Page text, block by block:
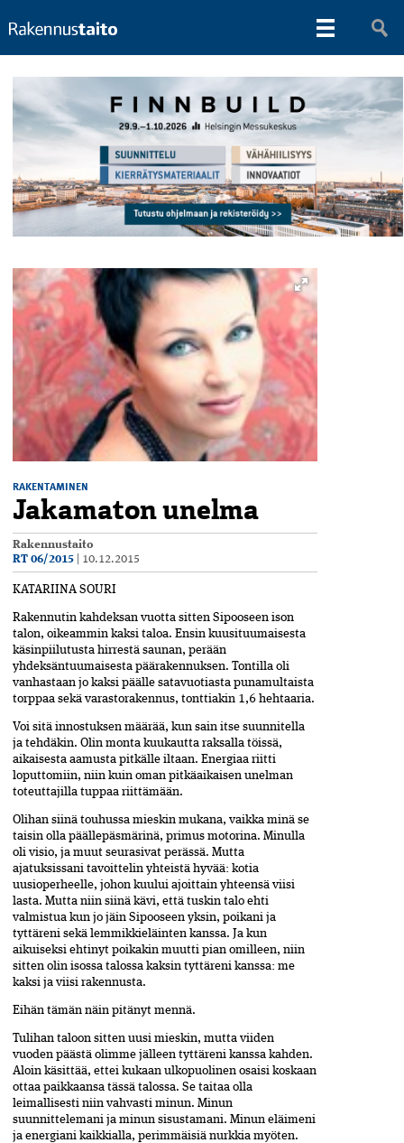
RAKENTAMINEN
Jakamaton unelma
Rakennustaito
RT 06/2015
10.12.2015
KATARIINA SOURI
Rakennutin kahdeksan vuotta sitten Sipooseen ison
talon, oikeammin kaksi taloa. Ensin kuusituumaisesta
käsinpiilutusta hirrestä saunan, perään
yhdeksäntuumaisesta päärakennuksen. Tontilla oli
vanhastaan jo kaksi päälle satavuotiasta punamultaista
torppaa sekä varastorakennus, tonttiakin 1,6 hehtaaria.
Voi sitä innostuksen määrää, kun sain itse suunnitella
ja tehdäkin. Olin monta kuukautta raksalla töissä,
aikaisesta aamusta pitkälle iltaan. Energiaa riitti
loputtomiin, niin kuin oman pitkäaikaisen unelman
toteuttajilla tuppaa riittämään.
Olihan siinä touhussa mieskin mukana, vaikka minä se
taisin olla päällepäsmärinä, primus motorina. Minulla
oli visio, ja muut seurasivat perässä. Mutta
ajatuksissani tavoittelin yhteistä hyvää: kotia
uusioperheelle, johon kuului ajoittain yhteensä viisi
lasta. Mutta niin siinä kävi, että tuskin talo ehti
valmistua kun jo jäin Sipooseen yksin, poikani ja
tyttäreni sekä lemmikkieläinten kanssa. Ja kun
aikuiseksi ehtinyt poikakin muutti pian omilleen, niin
sitten olin isossa talossa kaksin tyttäreni kanssa: me
kaksi ja viisi rakennusta.
Eihän tämän näin pitänyt mennä.
Tulihan taloon sitten uusi mieskin, mutta viiden
vuoden päästä olimme jälleen tyttäreni kanssa kahden.
Aloin käsittää, ettei kukaan ulkopuolinen osaisi koskaan
ottaa paikkaansa tässä talossa. Se taitaa olla
leimallisesti niin vahvasti minun. Minun
suunnittelemani ja minun sisustamani. Minun eläimeni
ja energiani kaikkialla, perimmäisiä nurkkia myöten.